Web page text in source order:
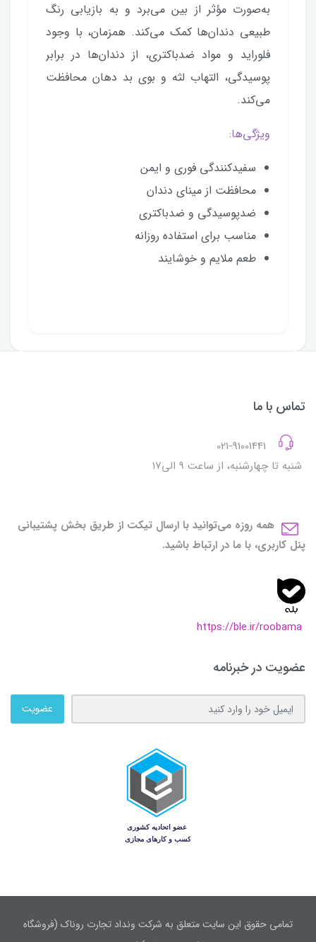
به‌صورت مؤثر از بین می‌برد و به بازیابی رنگ
طبیعی دندان‌ها کمک می‌کند. همزمان، با وجود
فلوراید و مواد ضدباکتری، از دندان‌ها در برابر
پوسیدگی، التهاب لثه و بوی بد دهان محافظت
می‌کند.
ویژگی‌ها:
سفیدکنندگی فوری و ایمن
محافظت از مینای دندان
ضدپوسیدگی و ضدباکتری
مناسب برای استفاده روزانه
طعم ملایم و خوشایند
تماس با ما
شنبه تا چهارشنبه، از ساعت 9 الی17
همه روزه می‌توانید با ارسال تیکت از طریق بخش پشتیبانی
پنل کاربری، با ما در ارتباط باشید.
https://ble.ir/roobama
عضویت در خبرنامه
عضویت
تمامی حقوق این سایت متعلق به شرکت ونداد تجارت روناک (فروشگاه